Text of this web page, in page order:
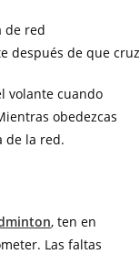
después de que
volante cuando
obedezcas
de la red.
, ten en
Las faltas